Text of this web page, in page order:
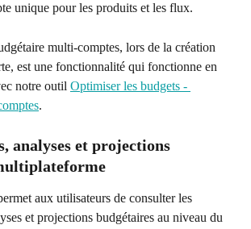
unique pour les produits et les flux.
multi-comptes, lors de la création
est une fonctionnalité qui fonctionne en
notre outil Optimiser les budgets -
.
analyses et projections
aux utilisateurs de consulter les
et projections budgétaires au niveau du